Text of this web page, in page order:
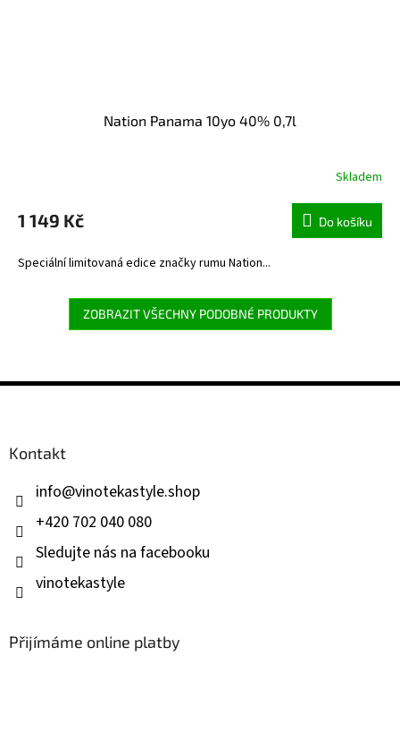
Nation Panama 10yo 40% 0,7l
Skladem
1 149 Kč Do košíku
Speciální limitovaná edice značky rumu Nation...
ZOBRAZIT VŠECHNY PODOBNÉ PRODUKTY
Z
Kontakt
info@vinotekastyle.shop
+420 702 040 080
Sledujte nás na facebooku
vinotekastyle
Přijímáme online platby